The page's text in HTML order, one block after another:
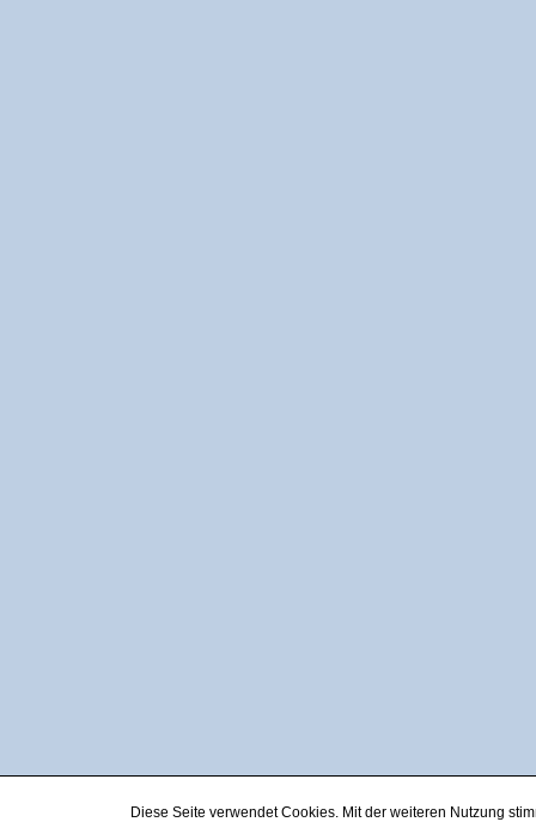
Diese Seite verwendet Cookies. Mit der weiteren Nutzung